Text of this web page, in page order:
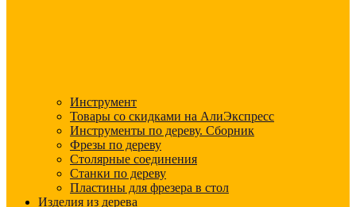
Инструмент
Товары со скидками на АлиЭкспресс
Инструменты по дереву. Сборник
Фрезы по дереву
Столярные соединения
Станки по дереву
Пластины для фрезера в стол
Изделия из дерева